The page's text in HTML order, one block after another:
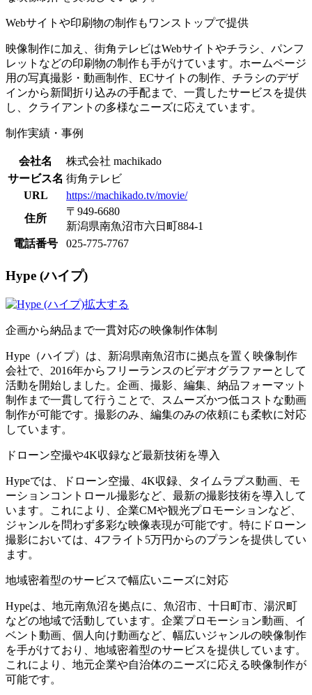
Webサイトや印刷物の制作もワンストップで提供
映像制作に加え、街角テレビはWebサイトやチラシ、パンフ
レットなどの印刷物の制作も手がけています。ホームページ
用の写真撮影・動画制作、ECサイトの制作、チラシのデザ
インから新聞折り込みの手配まで、一貫したサービスを提供
し、クライアントの多様なニーズに応えています。
制作実績・事例
会社名
株式会社 machikado
サービス名 街角テレビ
URL
https://machikado.tv/movie/
住所
〒949-6680
新潟県南魚沼市六日町884-1
電話番号
025-775-7767
Hype (ハイプ)
拡大する
企画から納品まで一貫対応の映像制作体制
Hype（ハイプ）は、新潟県南魚沼市に拠点を置く映像制作
会社で、2016年からフリーランスのビデオグラファーとして
活動を開始しました。企画、撮影、編集、納品フォーマット
制作まで一貫して行うことで、スムーズかつ低コストな動画
制作が可能です。撮影のみ、編集のみの依頼にも柔軟に対応
しています。
ドローン空撮や4K収録など最新技術を導入
Hypeでは、ドローン空撮、4K収録、タイムラプス動画、モ
ーションコントロール撮影など、最新の撮影技術を導入して
います。これにより、企業CMや観光プロモーションなど、
ジャンルを問わず多彩な映像表現が可能です。特にドローン
撮影においては、4フライト5万円からのプランを提供してい
ます。
地域密着型のサービスで幅広いニーズに対応
Hypeは、地元南魚沼を拠点に、魚沼市、十日町市、湯沢町
などの地域で活動しています。企業プロモーション動画、イ
ベント動画、個人向け動画など、幅広いジャンルの映像制作
を手がけており、地域密着型のサービスを提供しています。
これにより、地元企業や自治体のニーズに応える映像制作が
可能です。